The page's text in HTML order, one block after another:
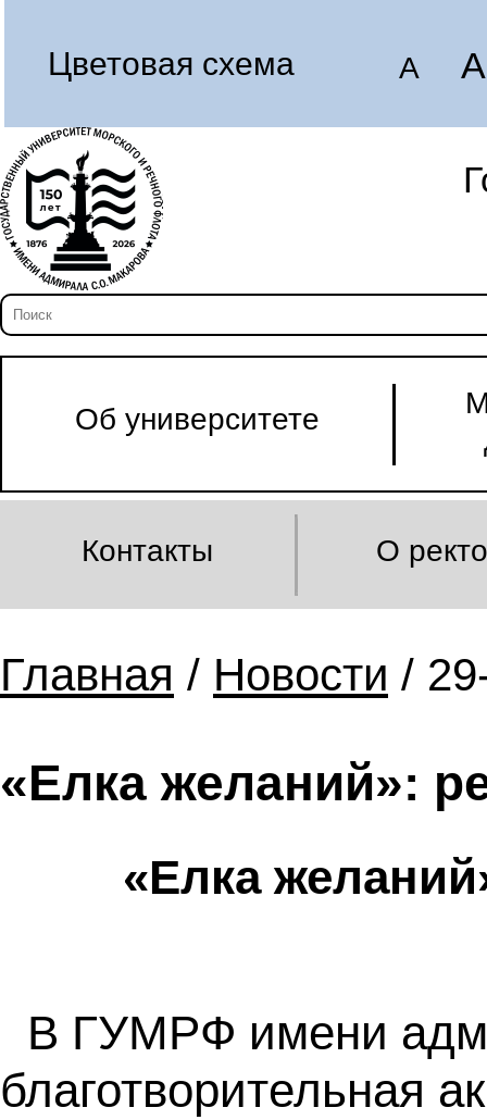
Цветовая схема A A
Об университете
Контакты О
Главная / Новости /
«Елка желаний»:
«Елка
В ГУМРФ имени
благотворительная